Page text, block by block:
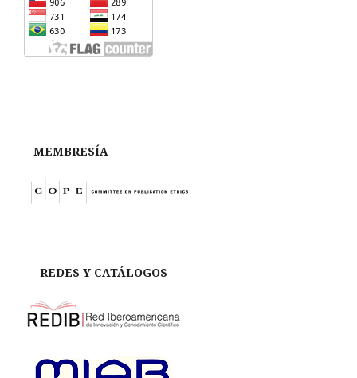
MEMBRESÍA
REDES Y CATÁLOGOS